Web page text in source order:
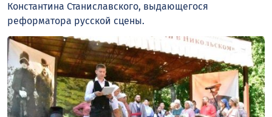
Константина Станиславского, выдающегося
реформатора русской сцены.